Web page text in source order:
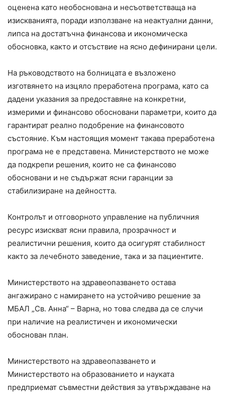
оценена като необоснована и несъответстваща на
изискванията, поради използване на неактуални данни,
липса на достатъчна финансова и икономическа
обосновка, както и отсъствие на ясно дефинирани цели.
На ръководството на болницата е възложено
изготвянето на изцяло преработена програма, като са
дадени указания за предоставяне на конкретни,
измерими и финансово обосновани параметри, които да
гарантират реално подобрение на финансовото
състояние. Към настоящия момент такава преработена
програма не е представена. Министерството не може
да подкрепи решения, които не са финансово
обосновани и не съдържат ясни гаранции за
стабилизиране на дейността.
Контролът и отговорното управление на публичния
ресурс изискват ясни правила, прозрачност и
реалистични решения, които да осигурят стабилност
както за лечебното заведение, така и за пациентите.
Министерството на здравеопазването остава
ангажирано с намирането на устойчиво решение за
МБАЛ „Св. Анна“ – Варна, но това следва да се случи
при наличие на реалистичен и икономически
обоснован план.
Министерството на здравеопазването и
Министерството на образованието и науката
предприемат съвместни действия за утвърждаване на